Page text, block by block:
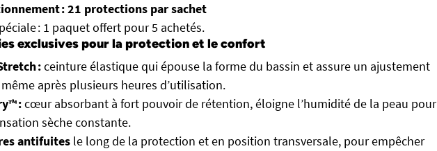
: 21 protections par sachet
: 1 paquet offert pour 5 achetés.
exclusives pour la protection et le confort
:ceinture élastique qui épouse la forme du bassin et assure un ajustement
après plusieurs heures d’utilisation.
:cœur absorbant à fort pouvoir de rétention, éloigne l’humidité de la peau pour
sèche constante.
antifuites le long de la protection et en position transversale, pour empêcher